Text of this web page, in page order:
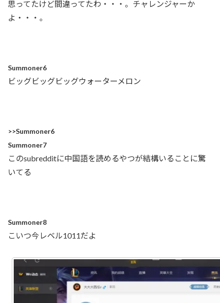
思ってたけど間違ってたわ・・・。チャレンジャーか
よ・・・。
Summoner6
ビッグビッグビッグウォーターメロン
>>Summoner6
Summoner7
このsubredditに中国語を読めるやつが結構いることに驚
いてる
Summoner8
こいつ今レベル1011だよ